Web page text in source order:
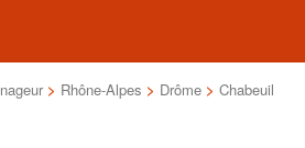
> Rhône-Alpes > Drôme > Chabeuil